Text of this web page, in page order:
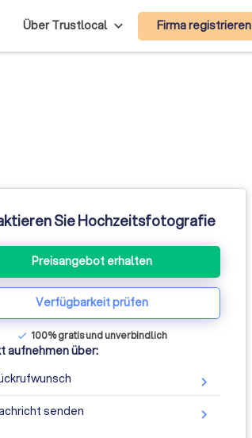
Über Trustlocal Firma registrieren
Sie Hochzeitsfotografie
Preisangebot erhalten
Verfügbarkeit prüfen
check 100% gratis und unverbindlich
aufnehmen über:
senden